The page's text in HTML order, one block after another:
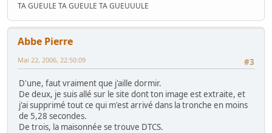
TA GUEULE TA GUEULE TA GUEUUULE
Abbe Pierre
#3
Mai 22, 2006, 22:50:09
D'une, faut vraiment que j'aille dormir.
De deux, je suis allé sur le site dont ton image est extraite, et
j'ai supprimé tout ce qui m'est arrivé dans la tronche en moins
de 5,28 secondes.
De trois, la maisonnée se trouve DTCS.